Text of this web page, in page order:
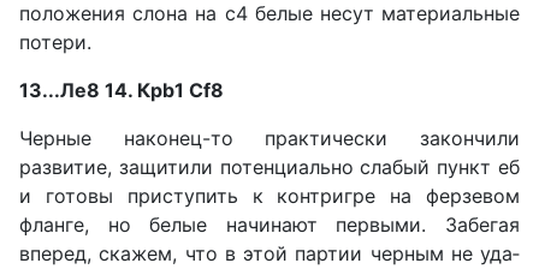
по­ложения слона на с4 белые не­сут материальные
потери.
13...Ле8 14. Крb1 Сf8
Черные наконец-то практи­чески закончили
развитие, за­щитили потенциально слабый пункт еб
и готовы приступить к контригре на ферзевом
флан­ге, но белые начинают первыми. Забегая
вперед, скажем, что в этой партии черным не уда­